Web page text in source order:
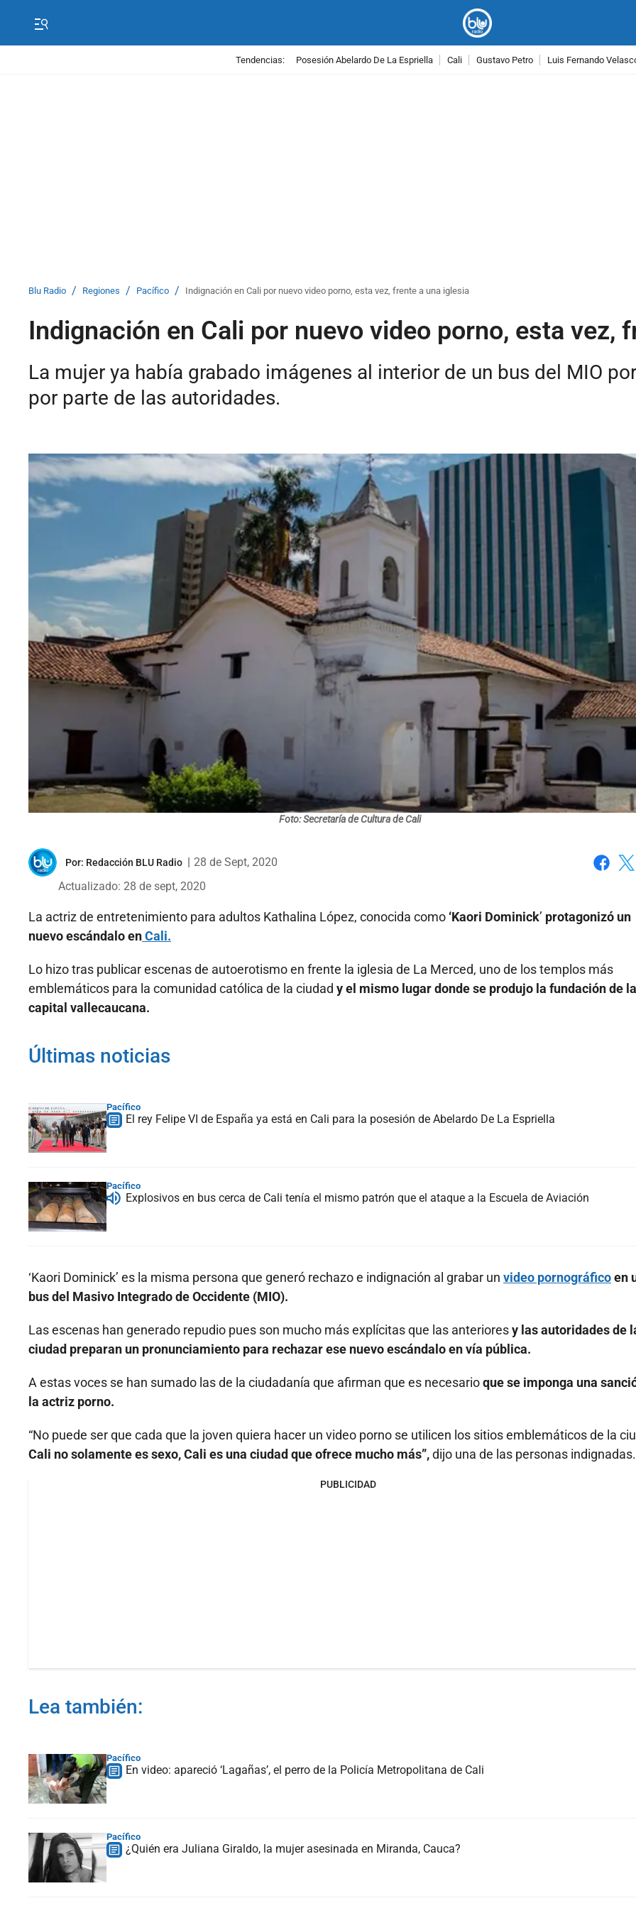
Tendencias: Posesión Abelardo De La Espriella Cali Gustavo Petro Luis Fernando
Blu Radio / Regiones / Pacífico / Indignación en Cali por nuevo video porno, esta vez, frente a una iglesia
Indignación en Cali por nuevo video porno, esta vez,
La mujer ya había grabado imágenes al interior de un bus del MIO
por parte de las autoridades.
Foto: Secretaría de Cultura de Cali
Por: Redacción BLU Radio
28 de Sept, 2020
Actualizado: 28 de sept, 2020
La actriz de entretenimiento para adultos Kathalina López, conocida como ‘Kaori Dominick’ protagonizó un
nuevo escándalo enCali.
Lo hizo tras publicar escenas de autoerotismo en frente la iglesia de La Merced, uno de los templos más
emblemáticos para la comunidad católica de la ciudad y el mismo lugar donde se produjo la fundación de la
capital vallecaucana.
Últimas noticias
Pacífico
El rey Felipe VI de España ya está en Cali para la posesión de Abelardo De La Espriella
Pacífico
Explosivos en bus cerca de Cali tenía el mismo patrón que el ataque a la Escuela de Aviación
‘Kaori Dominick’ es la misma persona que generó rechazo e indignación al grabar un video pornográficoen
bus del Masivo Integrado de Occidente (MIO).
Las escenas han generado repudio pues son mucho más explícitas que las anterioresy las autoridades de
ciudad preparan un pronunciamiento para rechazar ese nuevo escándalo en vía pública.
A estas voces se han sumado las de la ciudadanía que afirman que es necesarioque se imponga una
la actriz porno.
“No puede ser que cada que la joven quiera hacer un video porno se utilicen los sitios emblemáticos de la
Cali no solamente es sexo, Cali es una ciudad que ofrece mucho más”,dijo una de las personas indignadas.
PUBLICIDAD
Lea también:
Pacífico
En video: apareció ‘Lagañas’, el perro de la Policía Metropolitana de Cali
Pacífico
¿Quién era Juliana Giraldo, la mujer asesinada en Miranda, Cauca?